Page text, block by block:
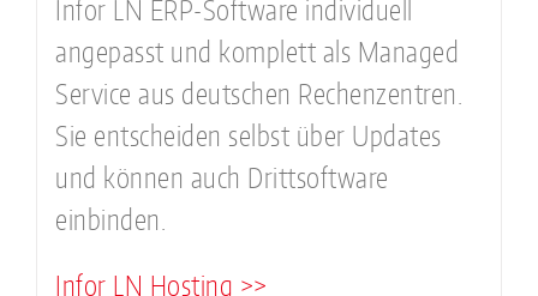
Infor LN ERP-Software individuell
angepasst und komplett als Managed
Service aus deutschen Rechenzentren.
Sie entscheiden selbst über Updates
und können auch Drittsoftware
einbinden.
Infor LN Hosting >>